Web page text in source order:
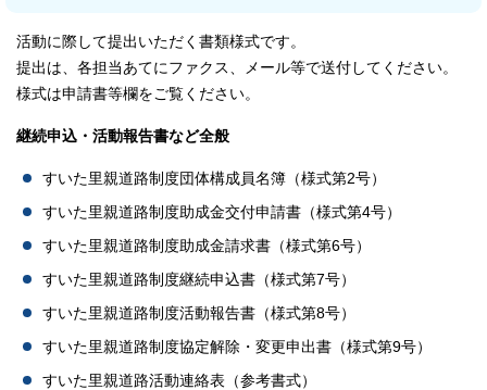
活動に際して提出いただく書類様式です。
提出は、各担当あてにファクス、メール等で送付してください。
様式は申請書等欄をご覧ください。
継続申込・活動報告書など全般
すいた里親道路制度団体構成員名簿（様式第2号）
すいた里親道路制度助成金交付申請書（様式第4号）
すいた里親道路制度助成金請求書（様式第6号）
すいた里親道路制度継続申込書（様式第7号）
すいた里親道路制度活動報告書（様式第8号）
すいた里親道路制度協定解除・変更申出書（様式第9号）
すいた里親道路活動連絡表（参考書式）